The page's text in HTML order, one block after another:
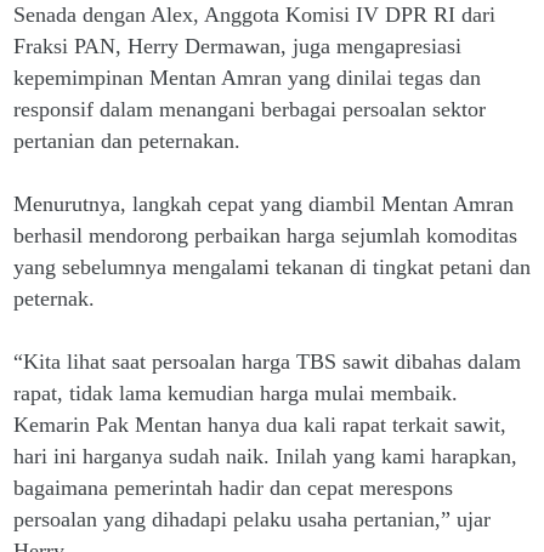
Senada dengan Alex, Anggota Komisi IV DPR RI dari
Fraksi PAN, Herry Dermawan, juga mengapresiasi
kepemimpinan Mentan Amran yang dinilai tegas dan
responsif dalam menangani berbagai persoalan sektor
pertanian dan peternakan.
Menurutnya, langkah cepat yang diambil Mentan Amran
berhasil mendorong perbaikan harga sejumlah komoditas
yang sebelumnya mengalami tekanan di tingkat petani dan
peternak.
“Kita lihat saat persoalan harga TBS sawit dibahas dalam
rapat, tidak lama kemudian harga mulai membaik.
Kemarin Pak Mentan hanya dua kali rapat terkait sawit,
hari ini harganya sudah naik. Inilah yang kami harapkan,
bagaimana pemerintah hadir dan cepat merespons
persoalan yang dihadapi pelaku usaha pertanian,” ujar